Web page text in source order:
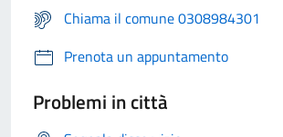
Chiama il comune 0308984301
Prenota un appuntamento
Problemi in città